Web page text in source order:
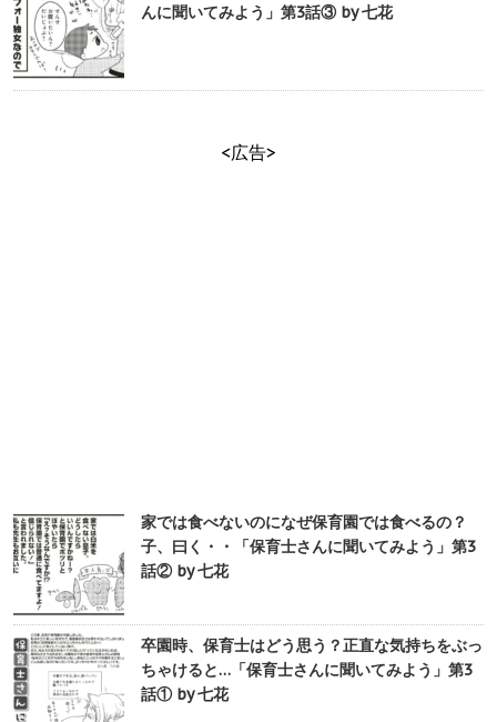
んに聞いてみよう」第3話③ by 七花
<広告>
家では食べないのになぜ保育園では食べるの？
子、曰く・・「保育士さんに聞いてみよう」第3
話② by 七花
卒園時、保育士はどう思う？正直な気持ちをぶっ
ちゃけると…「保育士さんに聞いてみよう」第3
話① by 七花